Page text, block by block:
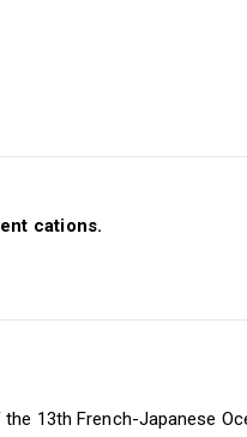
cations.
13th French-Japanese